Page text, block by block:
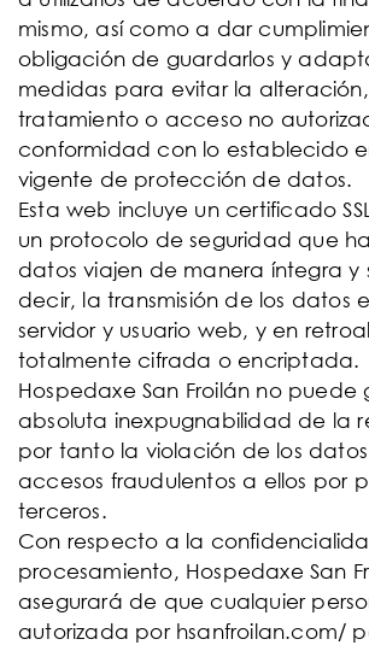
mismo, así como a dar
obligación de guardarlos y
medidas para evitar la
tratamiento o acceso no
conformidad con lo establecido
vigente de protección de datos.
Esta web incluye un certificado
un protocolo de seguridad que
datos viajen de manera íntegra y
decir, la transmisión de los datos
servidor y usuario web, y en
totalmente cifrada o encriptada.
Hospedaxe San Froilán no puede
absoluta inexpugnabilidad de la
por tanto la violación de los
accesos fraudulentos a ellos por
terceros.
Con respecto a la
procesamiento, Hospedaxe San
asegurará de que cualquier
autorizada por hsanfroilan.com/